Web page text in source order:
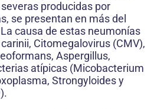
producidas por
se presentan en más del
causa de estas neumonías
Citomegalovirus (CMV),
Aspergillus,
atípicas (Micobacterium
Strongyloides y